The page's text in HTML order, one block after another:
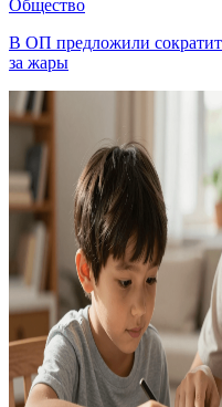
Общество
В ОП предложили
за жары